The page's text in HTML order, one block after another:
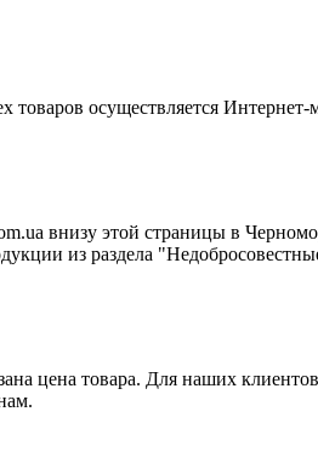
товаров осуществляется
внизу этой страницы в
из раздела
цена товара. Для наших